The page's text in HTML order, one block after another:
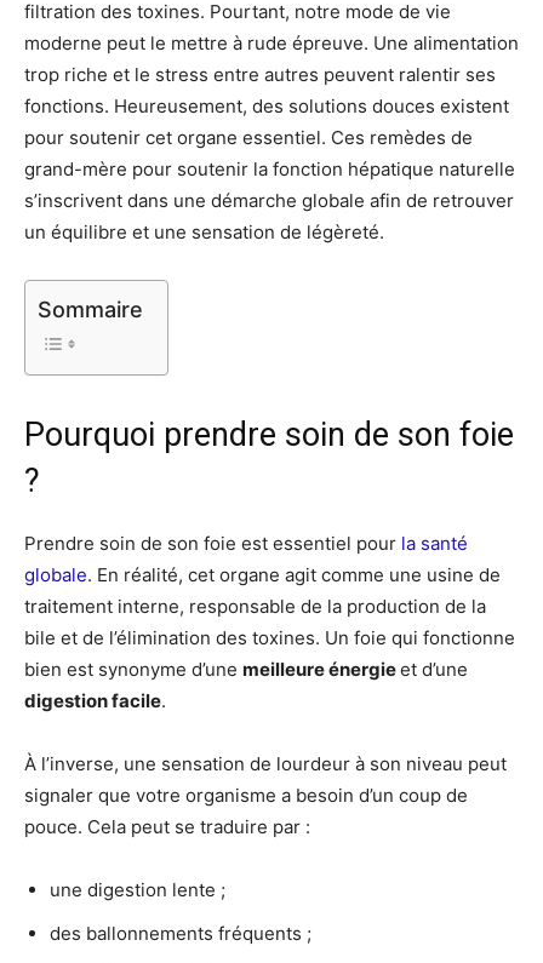
filtration des toxines. Pourtant, notre mode de vie
moderne peut le mettre à rude épreuve. Une alimentation
trop riche et le stress entre autres peuvent ralentir ses
fonctions. Heureusement, des solutions douces existent
pour soutenir cet organe essentiel. Ces remèdes de
grand-mère pour soutenir la fonction hépatique naturelle
s’inscrivent dans une démarche globale afin de retrouver
un équilibre et une sensation de légèreté.
Sommaire
Pourquoi prendre soin de son foie
?
Prendre soin de son foie est essentiel pour la santé
globale. En réalité, cet organe agit comme une usine de
traitement interne, responsable de la production de la
bile et de l’élimination des toxines. Un foie qui fonctionne
bien est synonyme d’une meilleure énergieet d’une
digestion facile.
À l’inverse, une sensation de lourdeur à son niveau peut
signaler que votre organisme a besoin d’un coup de
pouce. Cela peut se traduire par :
une digestion lente ;
des ballonnements fréquents ;